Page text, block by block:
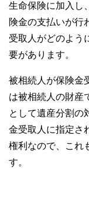
生命保険に加入し
険金の支払いが行
受取人がどのよう
要があります。
被相続人が保険金
は被相続人の財産
として遺産分割の
金受取人に指定さ
権利なので、これ
す。